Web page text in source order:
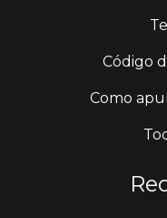
Código
Como